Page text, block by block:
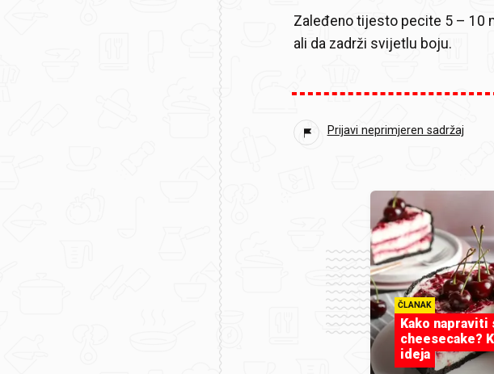
Zaleđeno tijesto pecite 5 – 10
ali da zadrži svijetlu boju.
Prijavi neprimjeren sadržaj
ČLANAK
Kako napraviti
cheesecake?
ideja